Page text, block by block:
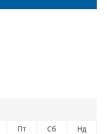
Пт Сб
Нд